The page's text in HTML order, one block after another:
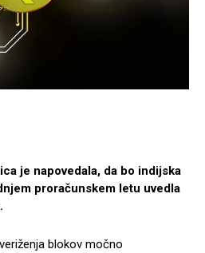
je napovedala, da bo indijska
proračunskem letu uvedla
blokov močno